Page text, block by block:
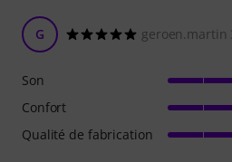
G geroen.martin
Son
Confort
Qualité de fabrication